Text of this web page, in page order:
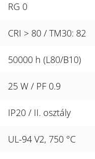
RG 0
CRI > 80 / TM30: 82
50000 h (L80/B10)
25 W / PF 0.9
IP20 / II. osztály
UL-94 V2, 750 °C